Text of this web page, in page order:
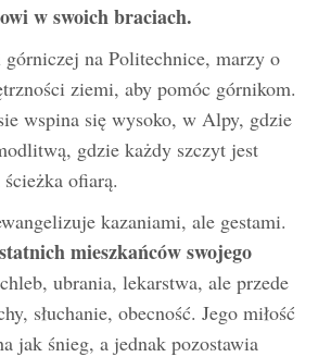
w swoich braciach.
na Politechnice, marzy o
ziemi, aby pomóc górnikom.
wspina się wysoko, w Alpy, gdzie
gdzie każdy szczyt jest
ofiarą.
kazaniami, ale gestami.
mieszkańców swojego
ubrania, lekarstwa, ale przede
słuchanie, obecność. Jego miłość
jak śnieg, a jednak pozostawia